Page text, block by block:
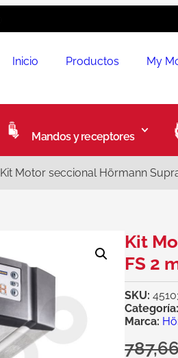
Inicio Productos My
Mandos y receptores
Kit Motor seccional Hörmann
Kit
FS 2
SKU:
Categoría:
Marca: